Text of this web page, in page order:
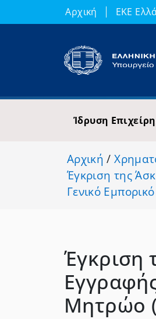
Αρχική ΕΚΕ
Ίδρυση
Αρχική /
Έγκριση της
Γενικό
Έγκριση
Μητρώο